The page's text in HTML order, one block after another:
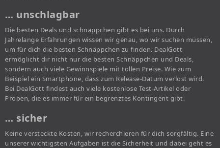
… unschlagbar
Die besten Deals und schnäppchen gibt es bei uns. Durch
Jahrelange Erfahrungen wissen wir genau, wo wir suchen müssen,
um für dich die besten Schnäppchen zu finden. DealGott
ermöglicht dir nicht nur die besten Schnäppchen und Deals,
sondern auch viele Gewinnspiele mit tollen Preise. Wie zum
Beispiel ein Smartphone, dass zum Release-Datum verlost wird.
Bei DealGott findest auch viele kostenlose Test-Artikel oder
Proben, die es immer für ein begrenztes Kontingent gibt.
… sicher
Keine versteckte Kosten, wir recherchieren für dich sorgfältig. Eine
unserer wichtigsten Aufgaben ist die Sicherheit und dabei geht es